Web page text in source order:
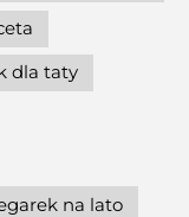
dla taty
na lato